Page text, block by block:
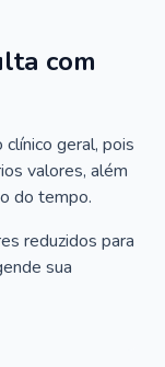
com
geral, pois
valores, além
do tempo.
reduzidos para
sua